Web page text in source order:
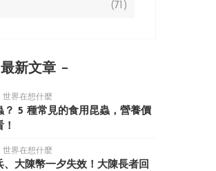
(71)
最新文章
世界在想什麼
？ 5 種常見的食用昆蟲，營養價
世界在想什麼
、大陳幣一夕失效！大陳長者回